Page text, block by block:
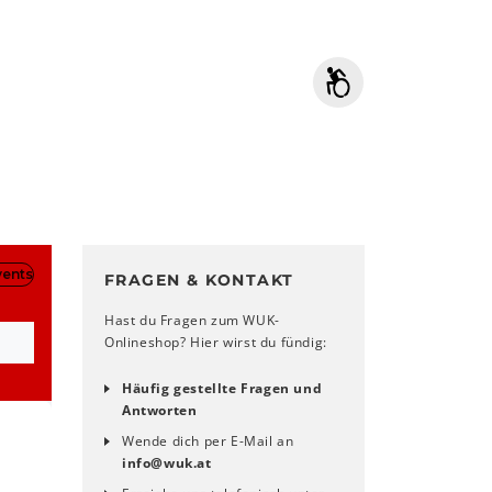
FRAGEN & KONTAKT
Hast du Fragen zum WUK-
Onlineshop? Hier wirst du fündig:
Häufig gestellte Fragen und
Antworten
Wende dich per E-Mail an
info@wuk.at